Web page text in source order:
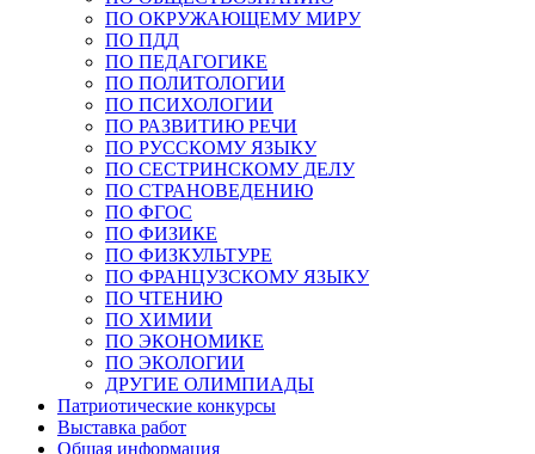
ПО ОКРУЖАЮЩЕМУ МИРУ
ПО ПДД
ПО ПЕДАГОГИКЕ
ПО ПОЛИТОЛОГИИ
ПО ПСИХОЛОГИИ
ПО РАЗВИТИЮ РЕЧИ
ПО РУССКОМУ ЯЗЫКУ
ПО СЕСТРИНСКОМУ ДЕЛУ
ПО СТРАНОВЕДЕНИЮ
ПО ФГОС
ПО ФИЗИКЕ
ПО ФИЗКУЛЬТУРЕ
ПО ФРАНЦУЗСКОМУ ЯЗЫКУ
ПО ЧТЕНИЮ
ПО ХИМИИ
ПО ЭКОНОМИКЕ
ПО ЭКОЛОГИИ
ДРУГИЕ ОЛИМПИАДЫ
Патриотические конкурсы
Выставка работ
Общая информация